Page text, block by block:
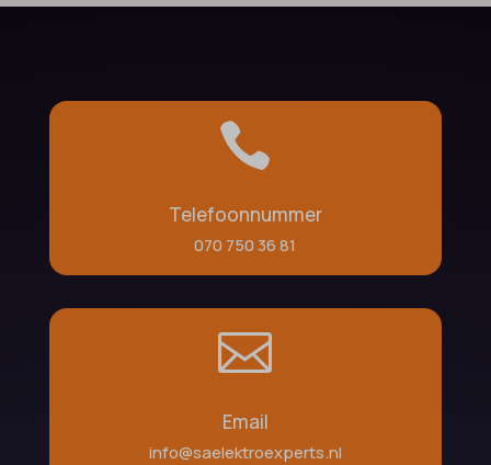

Telefoonnummer
070 750 36 81

Email
info@saelektroexperts.nl